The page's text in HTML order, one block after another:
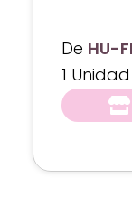
De HU-
1